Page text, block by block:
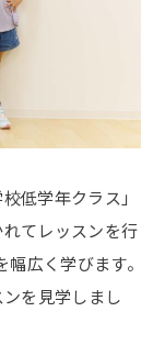
低学年クラス」
れてレッスンを行
幅広く学びます。
ンを見学しまし